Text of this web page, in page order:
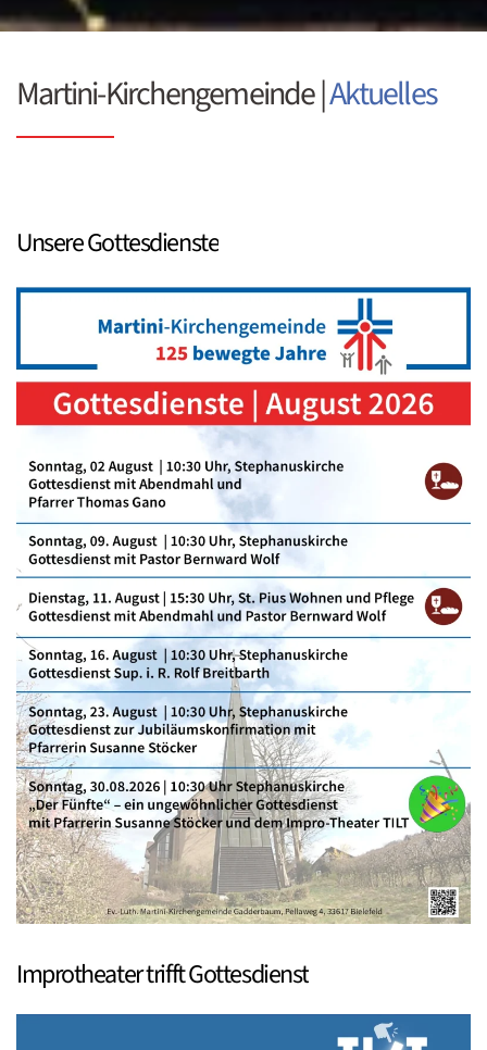
Martini-Kirchengemeinde |Aktuelles
Unsere Gottesdienste
Improtheater trifft Gottesdienst